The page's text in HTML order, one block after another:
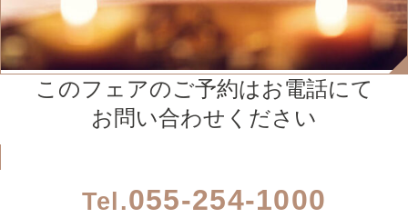
このフェアのご予約はお電話にて
お問い合わせください
Tel.055-254-1000